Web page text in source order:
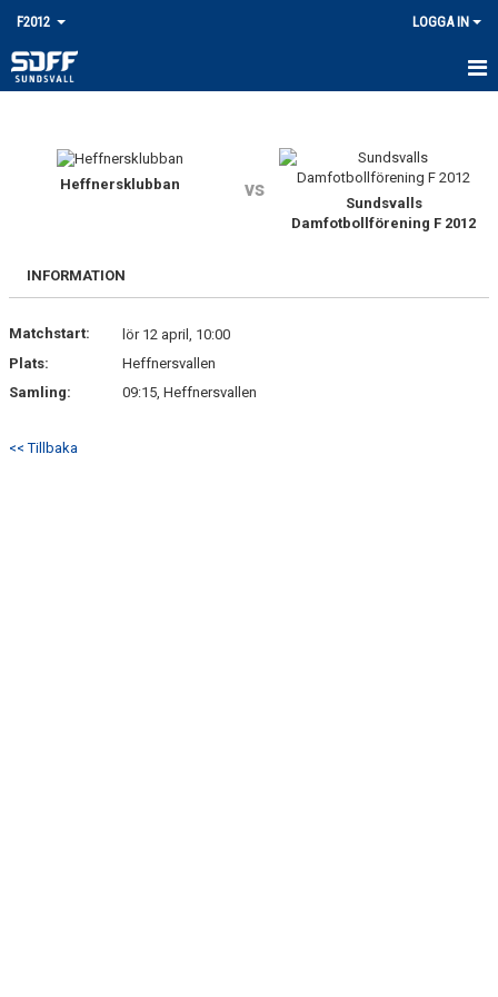
F2012 LOGGA IN
TRUPPEN
KONTAKT
Heffnersklubban vs
Sundsvalls
Damfotbollförening F 2012
INFORMATION
Matchstart:
lör 12 april, 10:00
Plats:
Heffnersvallen
Samling:
09:15, Heffnersvallen
<< Tillbaka